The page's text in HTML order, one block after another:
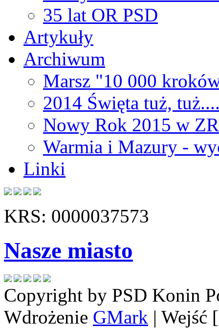
35 lat OR PSD
Artykuły
Archiwum
Marsz "10 000
2014 Święta tuż,
Nowy Rok 2015 w
Warmia i Mazury -
Linki
KRS: 0000037573
Nasze miasto
Copyright by PSD Konin
Wdrożenie GMark | Wejść